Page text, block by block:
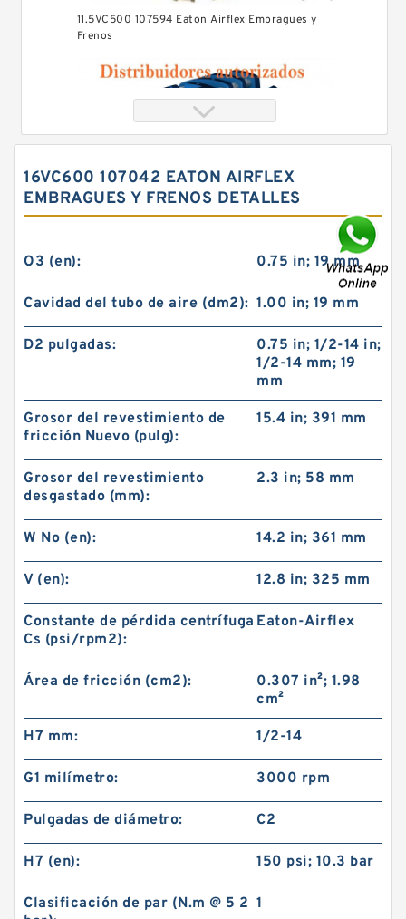
11.5VC500 107594 Eaton Airflex Embragues y
Frenos
24VC850 509699 Eaton Airflex Embragues y
Frenos
60VC1600 509711 Eaton Airflex Embragues y
16VC600 107042 EATON AIRFLEX
EMBRAGUES Y FRENOS DETALLES
O3 (en): 0.75 in; 19 mm
Cavidad del tubo de aire (dm2): 1.00 in; 19 mm
D2 pulgadas:
0.75 in; 1/2-14 in;
1/2-14 mm; 19
mm
Grosor del revestimiento de
fricción Nuevo (pulg):
15.4 in; 391 mm
Grosor del revestimiento
desgastado (mm):
2.3 in; 58 mm
W No (en): 14.2 in; 361 mm
V (en): 12.8 in; 325 mm
Constante de pérdida centrífuga
Cs (psi/rpm2):
Eaton-Airflex
Área de fricción (cm2):
0.307 in²; 1.98
cm²
H7 mm: 1/2-14
G1 milímetro: 3000 rpm
Pulgadas de diámetro: C2
H7 (en): 150 psi; 10.3 bar
Clasificación de par (N.m @ 5 2 1